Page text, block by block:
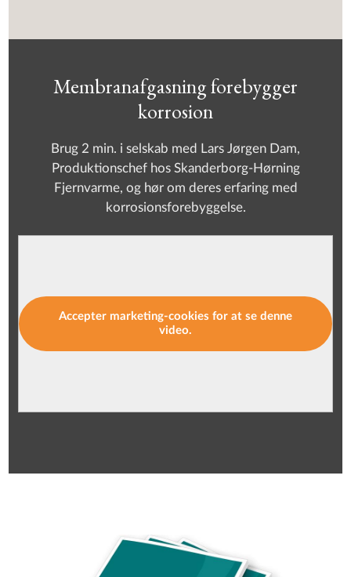
Membranafgasning forebygger
korrosion
Brug 2 min. i selskab med Lars Jørgen Dam,
Produktionschef hos Skanderborg-Hørning
Fjernvarme, og hør om deres erfaring med
korrosionsforebyggelse.
Accepter marketing-cookies for at se denne
video.